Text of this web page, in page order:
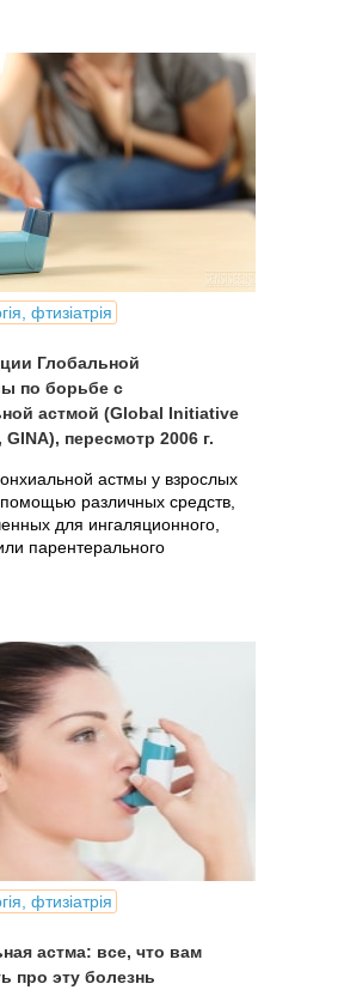
фтизіатрія
Глобальной
по борьбе с
астмой (Global Initiative
пересмотр 2006 г.
астмы у взрослых
различных средств,
для ингаляционного,
парентерального
фтизіатрія
астма: все, что вам
про эту болезнь